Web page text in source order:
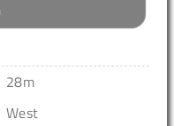
28m
West